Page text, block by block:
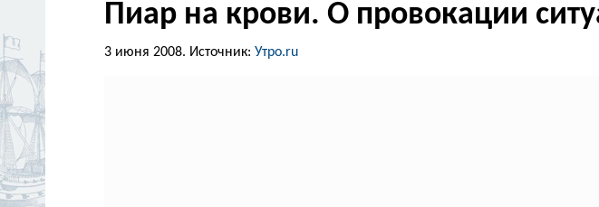
Пиар на крови. О провокации
3 июня 2008. Источник: Утро.ru